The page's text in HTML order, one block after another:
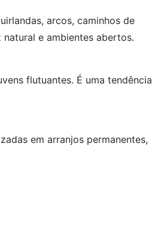
arcos, caminhos de
e ambientes abertos.
flutuantes. É uma tendência
em arranjos permanentes,